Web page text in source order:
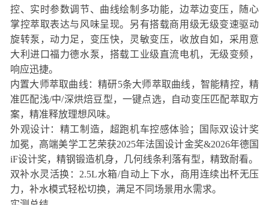
控、实时参数调节、曲线绘制多功能，边萃边变压，随心
掌控萃取表达与风味呈现。另有搭载商用级无级变速驱动
旋转泵，动力足，变压快，灵敏变压，收放自如，采用意
大利进口福力德水泵，搭载工业级直流电机，无级变频，
响应迅捷。
内置大师萃取曲线：精研5条大师萃取曲线，智能精控，精
准匹配浅/中/深烘焙豆型，一键点选，自动变压匹配萃取方
案，精准释放理想风味。
外观设计：精工制造，超跑机车控感体验；国际双设计奖
加冕，高端美学工艺荣获2025年法国设计金奖&2026年德国
iF设计奖，精钢锻造机身，几何线条利落有型，精致耐看。
双补水灵活换：2.5L水箱/自动上下水，商用连续出杯无压
力，补水模式轻松切换，满足不同场景用水需求。